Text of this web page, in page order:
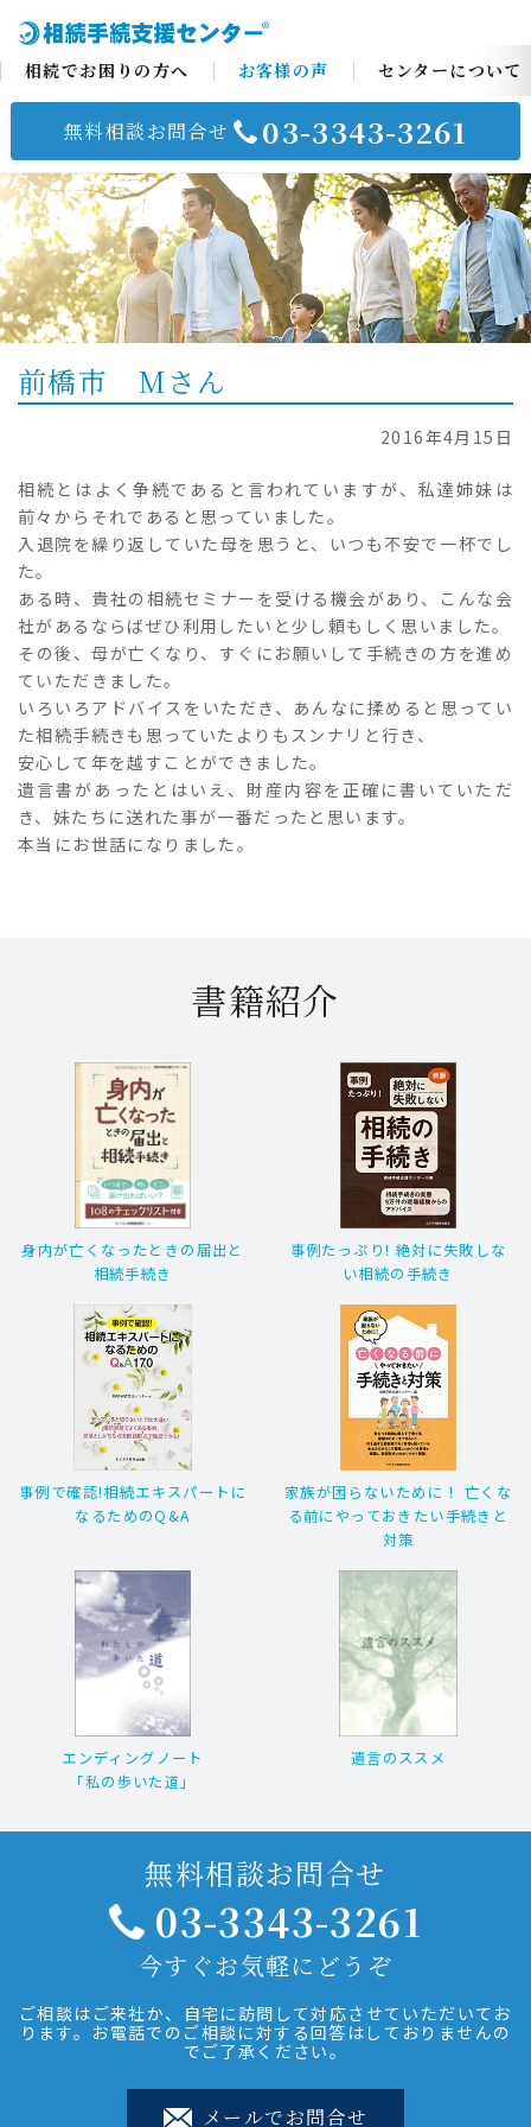
コ
ン
テ
ン
ツ
へ
ス
相続でお困りの方へ お客様の声 センターについて
無料相談お問合せ 03-3343-3261
前橋市 Mさん
2016年4月15日
相続とはよく争続であると言われていますが、私達姉妹は
前々からそれであると思っていました。
入退院を繰り返していた母を思うと、いつも不安で一杯でし
た。
ある時、貴社の相続セミナーを受ける機会があり、こんな会
社があるならばぜひ利用したいと少し頼もしく思いました。
その後、母が亡くなり、すぐにお願いして手続きの方を進め
ていただきました。
いろいろアドバイスをいただき、あんなに揉めると思ってい
た相続手続きも思っていたよりもスンナリと行き、
安心して年を越すことができました。
遺言書があったとはいえ、財産内容を正確に書いていただ
き、妹たちに送れた事が一番だったと思います。
本当にお世話になりました。
書籍紹介
身内が亡くなったときの届出と
相続手続き
事例たっぷり! 絶対に失敗しな
い相続の手続き
事例で確認!相続エキスパートに
なるためのQ&A
家族が困らないために！ 亡くな
る前にやっておきたい手続きと
対策
エンディングノート
「私の歩いた道」
遺言のススメ
無料相談お問合せ
03-3343-3261
今すぐお気軽にどうぞ
ご相談はご来社か、自宅に訪問して対応させていただいてお
ります。お電話でのご相談に対する回答はしておりませんの
でご了承ください。
メールでお問合せ